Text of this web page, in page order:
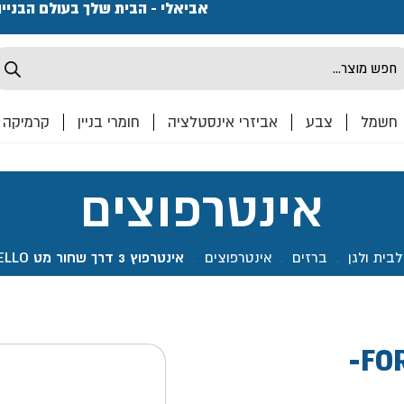
אביאלי - הבית שלך בעולם
חשמל צבע אביזרי אינסטלציה חומרי בניין קרמיקה
אינטרפוצים
לבית ולגן . ברזים . אינטרפוצים . אינטרפוץ 3 דרך שחור מט FORCELLO- אקווילה
אינטרפוץ 3 דרך שחור מט FORCELLO-